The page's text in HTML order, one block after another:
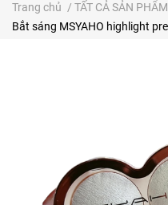
Trang chủ / TẤT CẢ SẢN PHẨM
Bắt sáng MSYAHO highlight